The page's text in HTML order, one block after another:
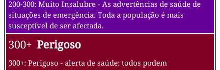
200-300: Muito Insalubre - As advertências de saúde de
situações de emergência. Toda a população é mais
susceptível de ser afectada.
300+ Perigoso
300+: Perigoso - alerta de saúde: todos podem